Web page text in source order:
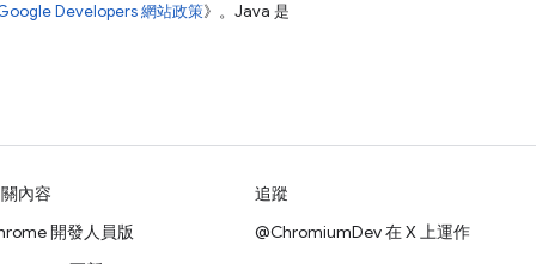
Developers 網站政策》。Java 是
內容
開發人員版
追蹤
@ChromiumDev 在 X 上運作